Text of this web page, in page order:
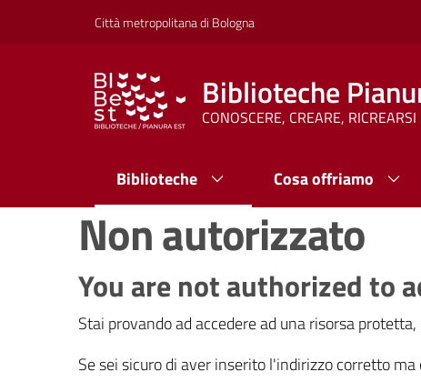
Vai al contenuto
Vai alla navigazioneCittà metropolitana di Bologna
Biblioteche
CONOSCERE, CREARE, RICREARSI
Biblioteche Cosa offriamo
Non autorizzato
You are not authorized to
Stai provando ad accedere ad una risorsa
Se sei sicuro di aver inserito l'indirizzo corretto